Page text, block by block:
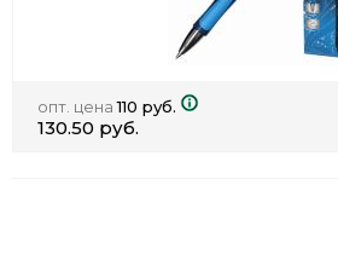
опт. цена110 руб.
130.50 руб.